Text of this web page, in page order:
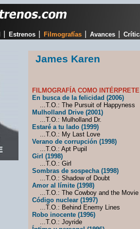
Estrenos Filmografías Avances
James Karen
FILMOGRAFÍA COMO
En busca de la felicidad (2006)
...T.O.: The Pursuit of Happyness
Mulholland Drive (2001)
...T.O.: Mulholland Dr.
Estaré a tu lado (1999)
...T.O.: My Last Love
Verano de corrupción (1998)
...T.O.: Apt Pupil
Girl (1998)
...T.O.: Girl
Sombras de sospecha (1998)
...T.O.: Shadow of Doubt
Amor al límite (1998)
...T.O.: The Cowboy and the Movie
Código nuclear (1997)
...T.O.: Behind Enemy Lines
Robo inocente (1996)
...T.O.: Joyride